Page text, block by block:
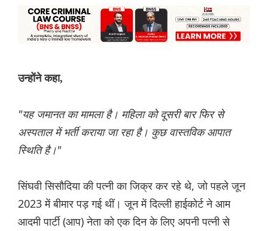
उन्होंने कहा,
"यह जमानत का मामला है। महिला को दूसरी बार फिर से
अस्पताल में भर्ती कराया जा रहा है। कुछ वास्तविक आपात
स्थिति है।"
सिंघवी सिसौदिया की पत्नी का जिक्र कर रहे थे, जो पहले जून
2023 में बीमार पड़ गई थीं। जून में दिल्ली हाईकोर्ट ने आम
आदमी पार्टी (आप) नेता को एक दिन के लिए अपनी पत्नी से